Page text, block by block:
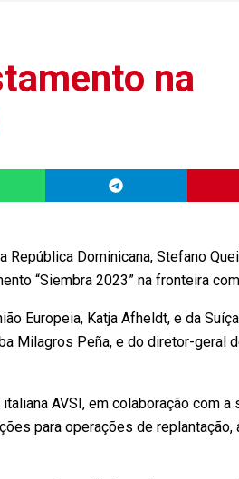
na
República Dominicana, Stefano
“Siembra 2023” na fronteira
Europeia, Katja Afheldt, e da
Milagros Peña, e do diretor-geral
AVSI, em colaboração com a
para operações de replantação,